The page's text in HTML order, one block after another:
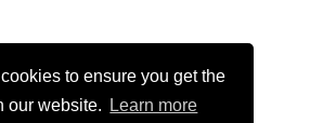
to ensure you get the
our website.
Learn more